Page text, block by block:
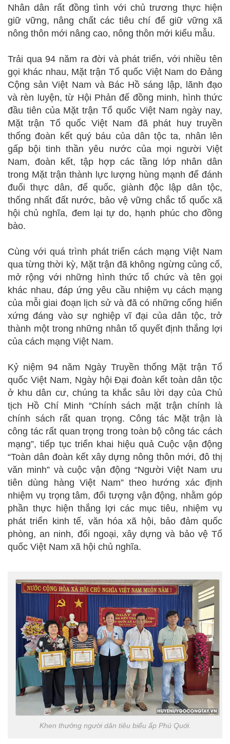
Nhân dân rất đồng tình với chủ trương thực hiện
giữ vững, nâng chất các tiêu chí để giữ vững xã
nông thôn mới nâng cao, nông thôn mới kiểu mẫu.
Trải qua 94 năm ra đời và phát triển, với nhiều tên
gọi khác nhau, Mặt trận Tổ quốc Việt Nam do Đảng
Cộng sản Việt Nam và Bác Hồ sáng lập, lãnh đạo
và rèn luyện, từ Hội Phản đế đồng minh, hình thức
đầu tiên của Mặt trận Tổ quốc Việt Nam ngày nay,
Mặt trận Tổ quốc Việt Nam đã phát huy truyền
thống đoàn kết quý báu của dân tộc ta, nhân lên
gấp bội tinh thần yêu nước của mọi người Việt
Nam, đoàn kết, tập hợp các tầng lớp nhân dân
trong Mặt trận thành lực lượng hùng mạnh để đánh
đuổi thực dân, đế quốc, giành độc lập dân tộc,
thống nhất đất nước, bảo vệ vững chắc tổ quốc xã
hội chủ nghĩa, đem lại tự do, hạnh phúc cho đồng
bào.
Cùng với quá trình phát triển cách mạng Việt Nam
qua từng thời kỳ, Mặt trận đã không ngừng củng cố,
mở rộng với những hình thức tổ chức và tên gọi
khác nhau, đáp ứng yêu cầu nhiệm vụ cách mạng
của mỗi giai đoạn lịch sử và đã có những cống hiến
xứng đáng vào sự nghiệp vĩ đại của dân tộc, trở
thành một trong những nhân tố quyết định thắng lợi
của cách mạng Việt Nam.
Kỷ niệm 94 năm Ngày Truyền thống Mặt trận Tổ
quốc Việt Nam, Ngày hội Đại đoàn kết toàn dân tộc
ở khu dân cư, chúng ta khắc sâu lời dạy của Chủ
tịch Hồ Chí Minh “Chính sách mặt trận chính là
chính sách rất quan trọng. Công tác Mặt trận là
công tác rất quan trọng trong toàn bộ công tác cách
mạng”, tiếp tục triển khai hiệu quả Cuộc vận động
“Toàn dân đoàn kết xây dựng nông thôn mới, đô thị
văn minh” và cuộc vận động “Người Việt Nam ưu
tiên dùng hàng Việt Nam” theo hướng xác định
nhiệm vụ trọng tâm, đối tượng vận động, nhằm góp
phần thực hiện thắng lợi các mục tiêu, nhiệm vụ
phát triển kinh tế, văn hóa xã hội, bảo đảm quốc
phòng, an ninh, đối ngoại, xây dựng và bảo vệ Tổ
quốc Việt Nam xã hội chủ nghĩa.
Khen thưởng người dân tiêu biểu ấp Phú Quới.